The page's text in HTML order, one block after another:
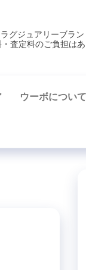
グジュアリーブラ
査定料のご負担は
ウーボについて